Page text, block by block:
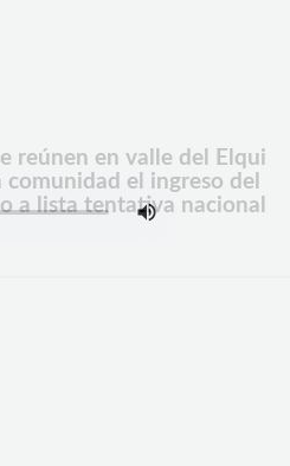
reúnen en valle del Elqui
el ingreso del
a lista tentativa nacional